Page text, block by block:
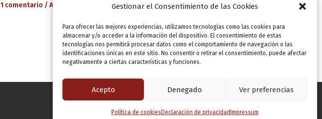
Gestionar el Consentimiento de las Cookies
Para ofrecer las mejores experiencias, utilizamos tecnologías como las cookies para
almacenar y/o acceder a la información del dispositivo. El consentimiento de estas
tecnologías nos permitirá procesar datos como el comportamiento de navegación o las
identificaciones únicas en este sitio. No consentir o retirar el consentimiento, puede afectar
negativamente a ciertas características y funciones.
Acepto Denegado Ver preferencias
Política de cookies Declaración de privacidad Impressum
1 comentario / Actualidad VLLensutinta